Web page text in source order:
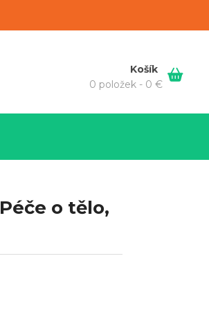
Košík
0 položek - 0 €
Péče o tělo,